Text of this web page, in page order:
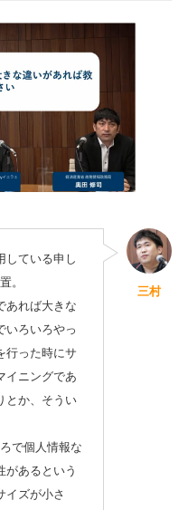
している申し
。
あれば大きな
いろいろやっ
行った時にサ
イニングであ
とか、そうい
で個人情報な
があるという
イズが小さ
三村